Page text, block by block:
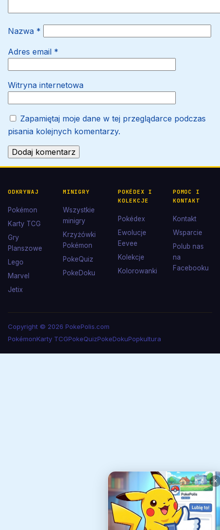
Nazwa *
Adres email *
Witryna internetowa
Zapamiętaj moje dane w tej przeglądarce podczas
pisania kolejnych komentarzy.
ODKRYWAJ
Pokémon
Karty TCG
Gry
Planszowe
Lego
Marvel
Jetix
MINIGRY
Wszystkie
minigry
Krzyżówki
Pokémon
PokeQuiz
PokeDoku
POKÉDEX I
KOLEKCJE
Pokédex
Ewolucje
Eevee
Kolekcje
Kolorowanki
POMOC I
KONTAKT
Kontakt
Wsparcie
Polub nas
na
Facebooku
Copyright © 2026 PokePolis.com
PokémonKarty TCGPokeQuizPokeDokuPopkultura
✕